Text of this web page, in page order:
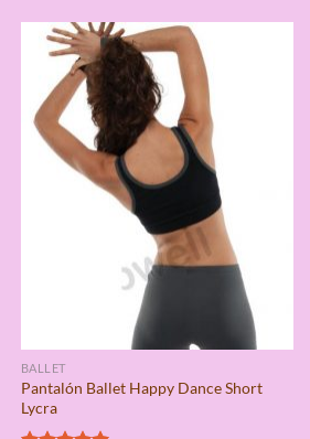
BALLET
Pantalón Ballet Happy Dance Short
Lycra